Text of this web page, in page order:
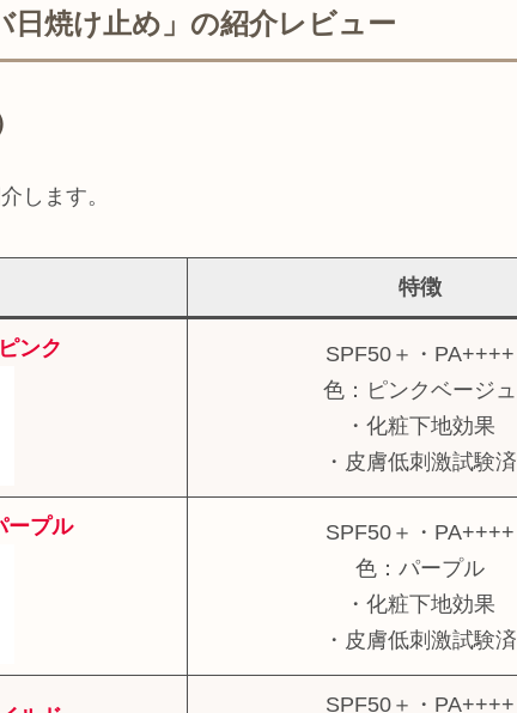
日焼け止め」の紹介レビュー
します。
特徴
ンク
SPF50＋・PA++++
色：ピンクベージュ
・化粧下地効果
・皮膚低刺激試験済
ープル
SPF50＋・PA++++
色：パープル
・化粧下地効果
・皮膚低刺激試験済
SPF50＋・PA++++